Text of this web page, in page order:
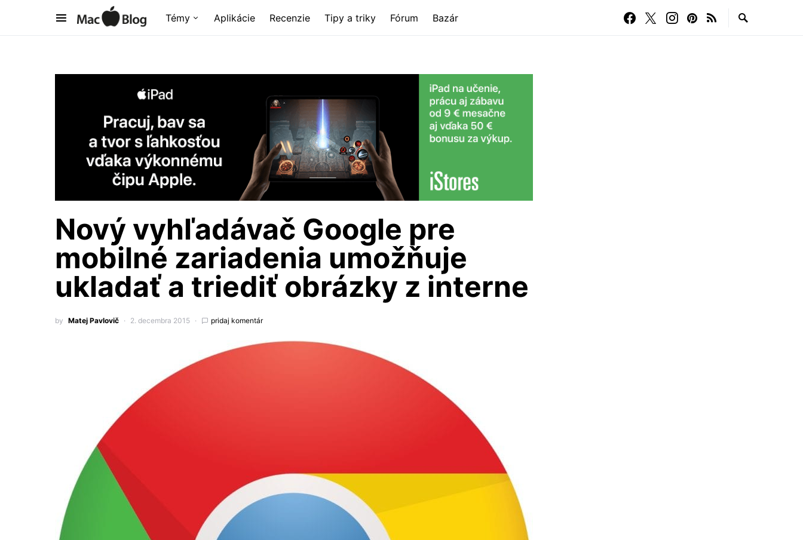
Témy Aplikácie Recenzie Tipy a triky Fórum Bazár
Nový vyhľadávač Google pre
mobilné zariadenia umožňuje
ukladať a triediť obrázky z interne
by Matej Pavlovič 2. decembra 2015 pridaj komentár